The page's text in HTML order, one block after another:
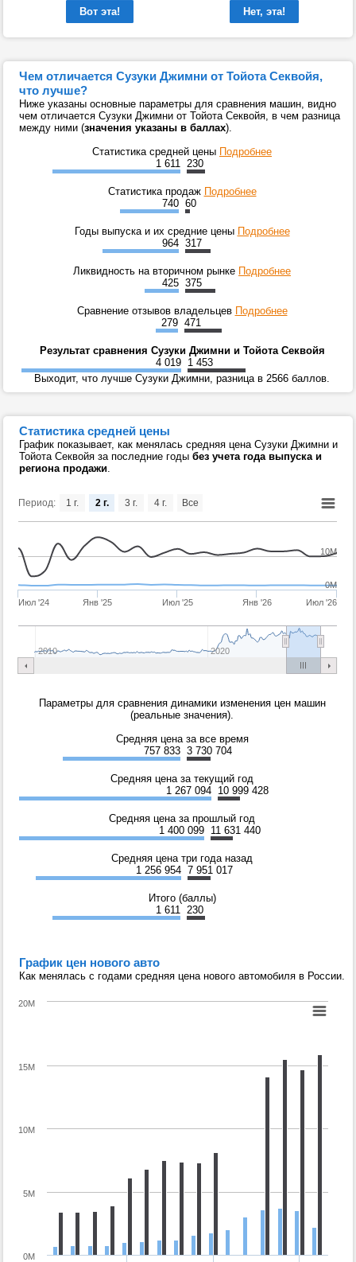
Вот эта!
Нет, эта!
Чем отличается Сузуки Джимни от Тойота Секвойя,
что лучше?
Ниже указаны основные параметры для сравнения машин, видно
чем отличается Сузуки Джимни от Тойота Секвойя, в чем разница
между ними (значения указаны в баллах).
Статистика средней цены Подробнее
1 611 230
Статистика продаж Подробнее
740 60
Годы выпуска и их средние цены Подробнее
964 317
Ликвидность на вторичном рынке Подробнее
425 375
Сравнение отзывов владельцев Подробнее
279 471
Результат сравнения Сузуки Джимни и Тойота Секвойя
4 019 1 453
Выходит, что лучше Сузуки Джимни, разница в 2566 баллов.
Статистика средней цены
График показывает, как менялась средняя цена Сузуки Джимни и
Тойота Секвойя за последние годы без учета года выпуска и
региона продажи.
Период:
Июл '24 Янв '25 Июл '25 Янв '26 Июл '26
2010 2020
0M
10M
1 г. 2 г. 3 г. 4 г. Все
Параметры для сравнения динамики изменения цен машин
(реальные значения).
Средняя цена за все время
757 833 3 730 704
Средняя цена за текущий год
1 267 094 10 999 428
Средняя цена за прошлый год
1 400 099 11 631 440
Средняя цена три года назад
1 256 954 7 951 017
Итого (баллы)
1 611 230
График цен нового авто
Как менялась с годами средняя цена нового автомобиля в России.
0M
5M
10M
15M
20M